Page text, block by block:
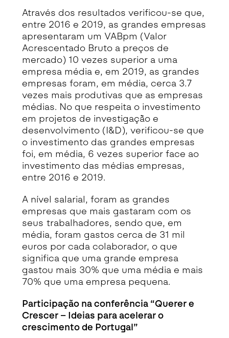
Através dos resultados verificou-se que,
entre 2016 e 2019, as grandes empresas
apresentaram um VABpm (Valor
Acrescentado Bruto a preços de
mercado) 10 vezes superior a uma
empresa média e, em 2019, as grandes
empresas foram, em média, cerca 3.7
vezes mais produtivas que as empresas
médias. No que respeita o investimento
em projetos de investigação e
desenvolvimento (I&D), verificou-se que
o investimento das grandes empresas
foi, em média, 6 vezes superior face ao
investimento das médias empresas,
entre 2016 e 2019.
A nível salarial, foram as grandes
empresas que mais gastaram com os
seus trabalhadores, sendo que, em
média, foram gastos cerca de 31 mil
euros por cada colaborador, o que
significa que uma grande empresa
gastou mais 30% que uma média e mais
70% que uma empresa pequena.
Participação na conferência “Querer e
Crescer – Ideias para acelerar o
crescimento de Portugal”